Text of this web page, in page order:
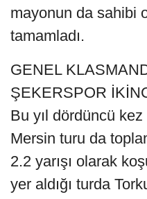
mayonun da sahibi
tamamladı.
GENEL
ŞEKERSPOR
Bu yıl dördüncü
Mersin turu da
2.2 yarışı olarak
yer aldığı turda